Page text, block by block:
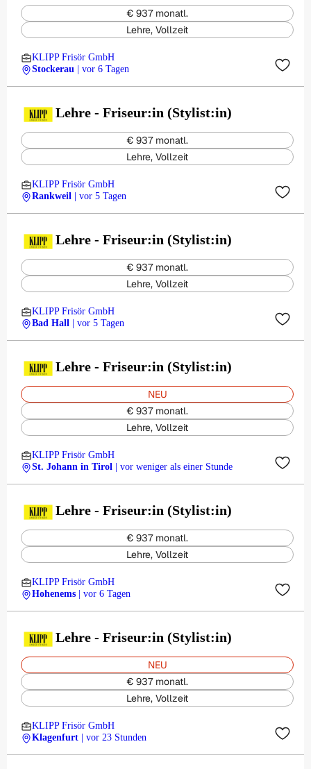
€ 937 monatl.
Lehre, Vollzeit
KLIPP Frisör GmbH
Stockerau
| vor 6 Tagen
Lehre - Friseur:in (Stylist:in)
€ 937 monatl.
Lehre, Vollzeit
KLIPP Frisör GmbH
Rankweil
| vor 5 Tagen
Lehre - Friseur:in (Stylist:in)
€ 937 monatl.
Lehre, Vollzeit
KLIPP Frisör GmbH
Bad Hall
| vor 5 Tagen
Lehre - Friseur:in (Stylist:in)
NEU
€ 937 monatl.
Lehre, Vollzeit
KLIPP Frisör GmbH
St. Johann in Tirol
| vor weniger als einer Stunde
Lehre - Friseur:in (Stylist:in)
€ 937 monatl.
Lehre, Vollzeit
KLIPP Frisör GmbH
Hohenems
| vor 6 Tagen
Lehre - Friseur:in (Stylist:in)
NEU
€ 937 monatl.
Lehre, Vollzeit
KLIPP Frisör GmbH
Klagenfurt
| vor 23 Stunden